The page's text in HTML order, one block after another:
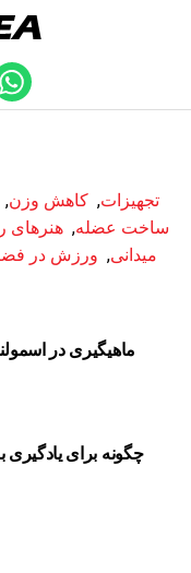
تجهیزات, کاهش وزن,
ساخت عضله, هنرهای
میدانی, ورزش در
ماهیگیری در